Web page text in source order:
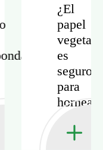
¿El
papel
vegetal
es
seguro
para
hornear?